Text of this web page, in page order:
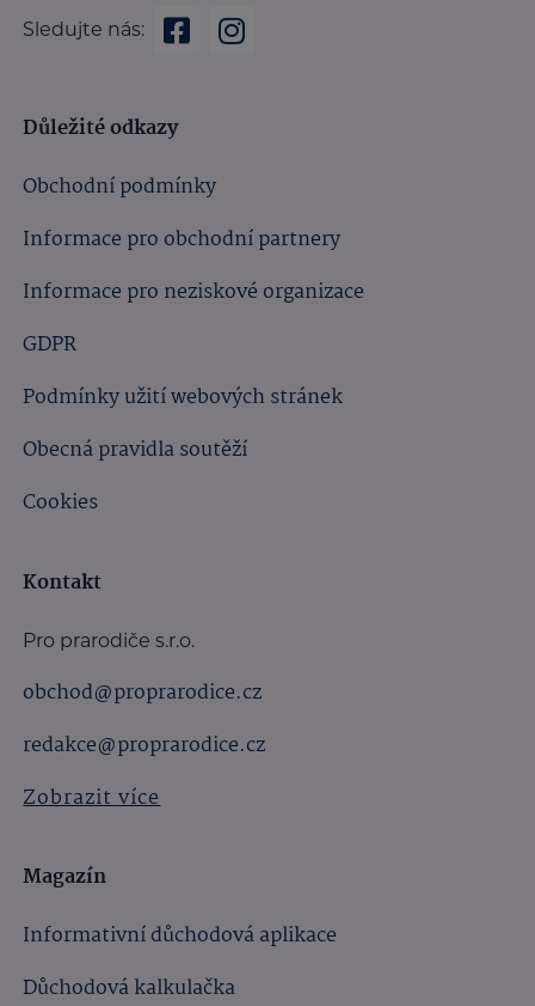
Sledujte nás:
Důležité odkazy
Obchodní podmínky
Informace pro obchodní partnery
Informace pro neziskové organizace
GDPR
Podmínky užití webových stránek
Obecná pravidla soutěží
Cookies
Kontakt
Pro prarodiče s.r.o.
obchod@proprarodice.cz
redakce@proprarodice.cz
Zobrazit více
Magazín
Informativní důchodová aplikace
Důchodová kalkulačka